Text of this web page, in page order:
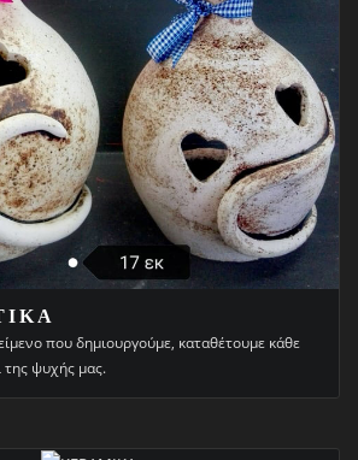
που δημιουργούμε, καταθέτουμε κάθε
της ψυχής μας.